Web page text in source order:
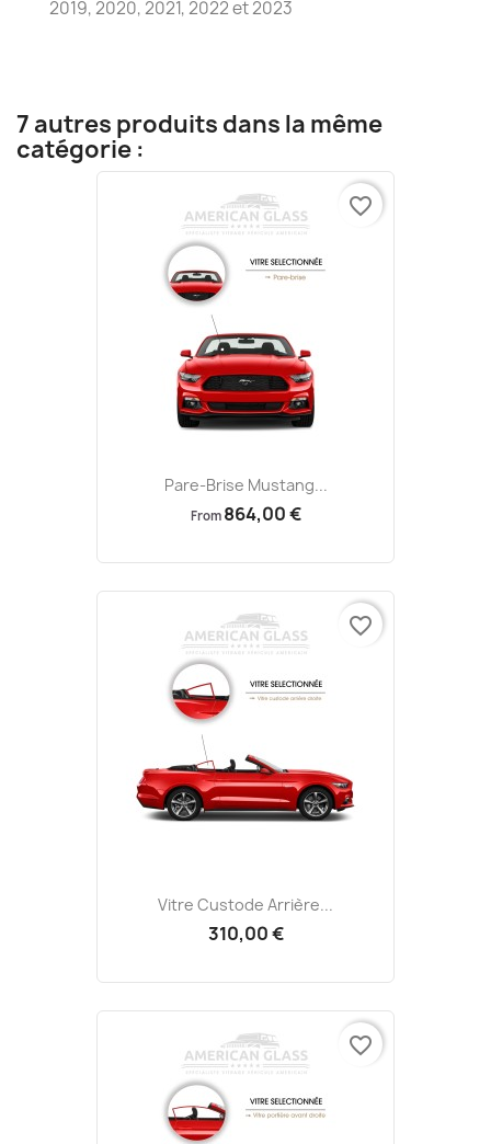
2019, 2020, 2021, 2022 et 2023
7 autres produits dans la même
catégorie :
Pare-Brise Mustang...
From 864,00 €
favorite_border
Vitre Custode Arrière...
310,00 €
favorite_border
favorite_border